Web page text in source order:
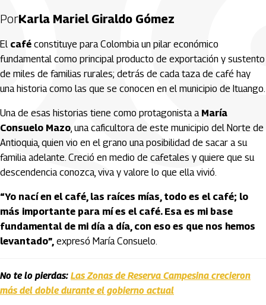
PorKarla Mariel Giraldo Gómez
El café constituye para Colombia un pilar económico
fundamental como principal producto de exportación y sustento
de miles de familias rurales; detrás de cada taza de café hay
una historia como las que se conocen en el municipio de Ituango.
Una de esas historias tiene como protagonista a María
Consuelo Mazo, una caficultora de este municipio del Norte de
Antioquia, quien vio en el grano una posibilidad de sacar a su
familia adelante. Creció en medio de cafetales y quiere que su
descendencia conozca, viva y valore lo que ella vivió.
“Yo nací en el café, las raíces mías, todo es el café; lo
más importante para mí es el café. Esa es mi base
fundamental de mi día a día, con eso es que nos hemos
levantado”, expresó María Consuelo.
No te lo pierdas: Las Zonas de Reserva Campesina crecieron
más del doble durante el gobierno actual